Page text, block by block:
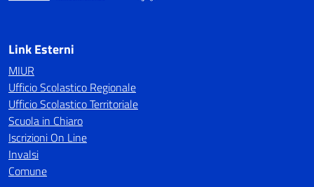
Link Esterni
MIUR
Ufficio Scolastico Regionale
Ufficio Scolastico Territoriale
Scuola in Chiaro
Iscrizioni On Line
Invalsi
Comune